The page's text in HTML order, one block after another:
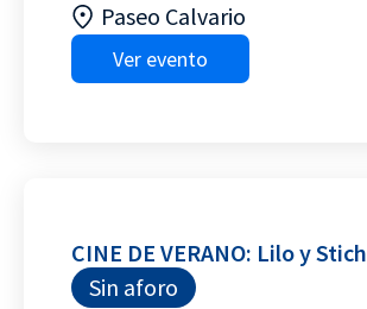
Paseo Calvario
Ver evento
CINE DE VERANO: Lilo y Stich
Sin aforo